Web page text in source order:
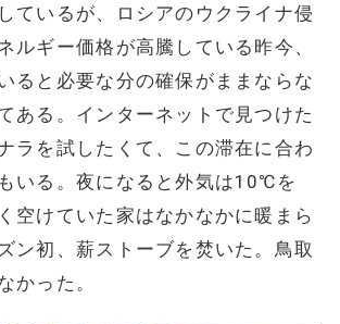
ているが、ロシアのウクライナ侵
ルギー価格が高騰している昨今、
ると必要な分の確保がままならな
ある。インターネットで見つけた
ラを試したくて、この滞在に合わ
いる。夜になると外気は10℃を
空けていた家はなかなかに暖まら
ン初、薪ストーブを焚いた。鳥取
かった。